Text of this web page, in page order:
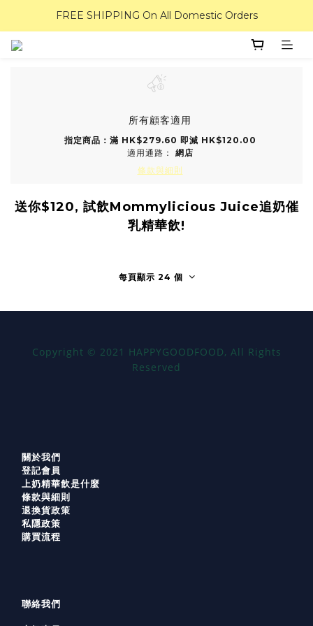
FREE SHIPPING On All Domestic Orders
所有顧客適用
指定商品：滿 HK$279.60 即減 HK$120.00
適用通路： 網店
條款與細則
送你$120, 試飲Mommylicious Juice追奶催
乳精華飲!
每頁顯示 24 個
Copyright © 2021 HAPPYGOODFOOD, All Rights
Reserved
關於我們
登記會員
上奶精華飲是什麼
條款與細則
退換貨政策
私隱政策
購買流程
聯絡我們